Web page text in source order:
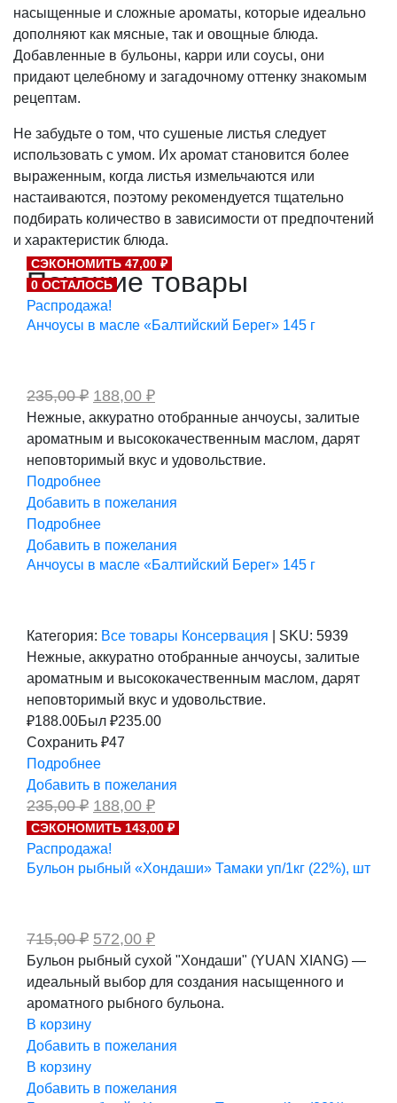
насыщенные и сложные ароматы, которые идеально
дополняют как мясные, так и овощные блюда.
Добавленные в бульоны, карри или соусы, они
придают целебному и загадочному оттенку знакомым
рецептам.
Не забудьте о том, что сушеные листья следует
использовать с умом. Их аромат становится более
выраженным, когда листья измельчаются или
настаиваются, поэтому рекомендуется тщательно
подбирать количество в зависимости от предпочтений
и характеристик блюда.
Похожие товары
СЭКОНОМИТЬ 47,00 ₽
0 ОСТАЛОСЬ
Распродажа!
Анчоусы в масле «Балтийский Берег» 145 г
235,00₽ Первоначальная
составляла
235,00 ₽.
188,00 ₽Текущая
цена:
188,00 ₽.
Нежные, аккуратно отобранные анчоусы, залитые
ароматным и высококачественным маслом, дарят
неповторимый вкус и удовольствие.
Подробнее
Добавить в пожелания
Подробнее
Добавить в пожелания
Анчоусы в масле «Балтийский Берег» 145 г
Категория: Все товары Консервация SKU: 5939
Нежные, аккуратно отобранные анчоусы, залитые
ароматным и высококачественным маслом, дарят
неповторимый вкус и удовольствие.
₽188.00Был ₽235.00
Сохранить ₽47
Подробнее
Добавить в пожелания
235,00₽ Первоначальная
цена
составляла
235,00 ₽.
188,00 ₽Текущая
цена:
188,00 ₽.
СЭКОНОМИТЬ 143,00 ₽
Распродажа!
Бульон рыбный «Хондаши» Тамаки уп/1кг (22%), шт
715,00₽ Первоначальная
цена
составляла
715,00 ₽.
572,00 ₽Текущая
цена:
572,00 ₽.
Бульон рыбный сухой "Хондаши" (YUAN XIANG) —
идеальный выбор для создания насыщенного и
ароматного рыбного бульона.
В корзину
Добавить в пожелания
В корзину
Добавить в пожелания